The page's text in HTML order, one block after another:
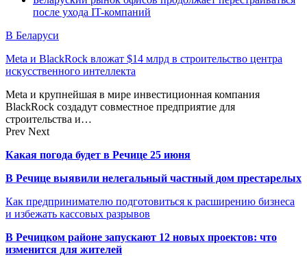
после ухода IT-компаний
В Беларуси
Meta и BlackRock вложат $14 млрд в строительство центра
искусственного интеллекта
Meta и крупнейшая в мире инвестиционная компания
BlackRock создадут совместное предприятие для
строительства и…
Prev Next
Какая погода будет в Речице 25 июня
В Речице выявили нелегальный частный дом престарелых
Как предпринимателю подготовиться к расширению бизнеса
и избежать кассовых разрывов
В Речицком районе запускают 12 новых проектов: что
изменится для жителей